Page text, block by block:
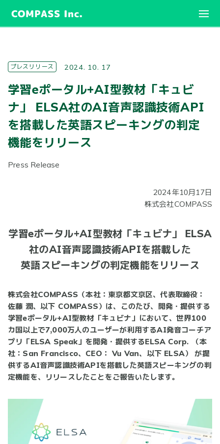
COMPASS Inc.
プレスリリース 2024. 10. 17
学習eポータル+AI型教材「キュビ
ナ」 ELSA社のAI音声認識技術API
を搭載した英語スピーキングの判定
機能をリリース
Press Release
2024年10月17日
株式会社COMPASS
学習eポータル+AI型教材「キュビナ」 ELSA
社のAI音声認識技術APIを搭載した
英語スピーキングの判定機能をリリース
株式会社COMPASS（本社：東京都文京区、代表取締役：
佐藤 潤、以下 COMPASS）は、このたび、開発・提供する
学習eポータル+AI型教材「キュビナ」において、世界100
カ国以上で7,000万人のユーザーが利用するAI発音コーチア
プリ「ELSA Speak」を開発・提供するELSA Corp. （本
社：San Francisco、CEO： Vu Van、以下 ELSA） が提
供するAI音声認識技術APIを搭載した英語スピーキングの判
定機能を、リリースしたことをご報告いたします。